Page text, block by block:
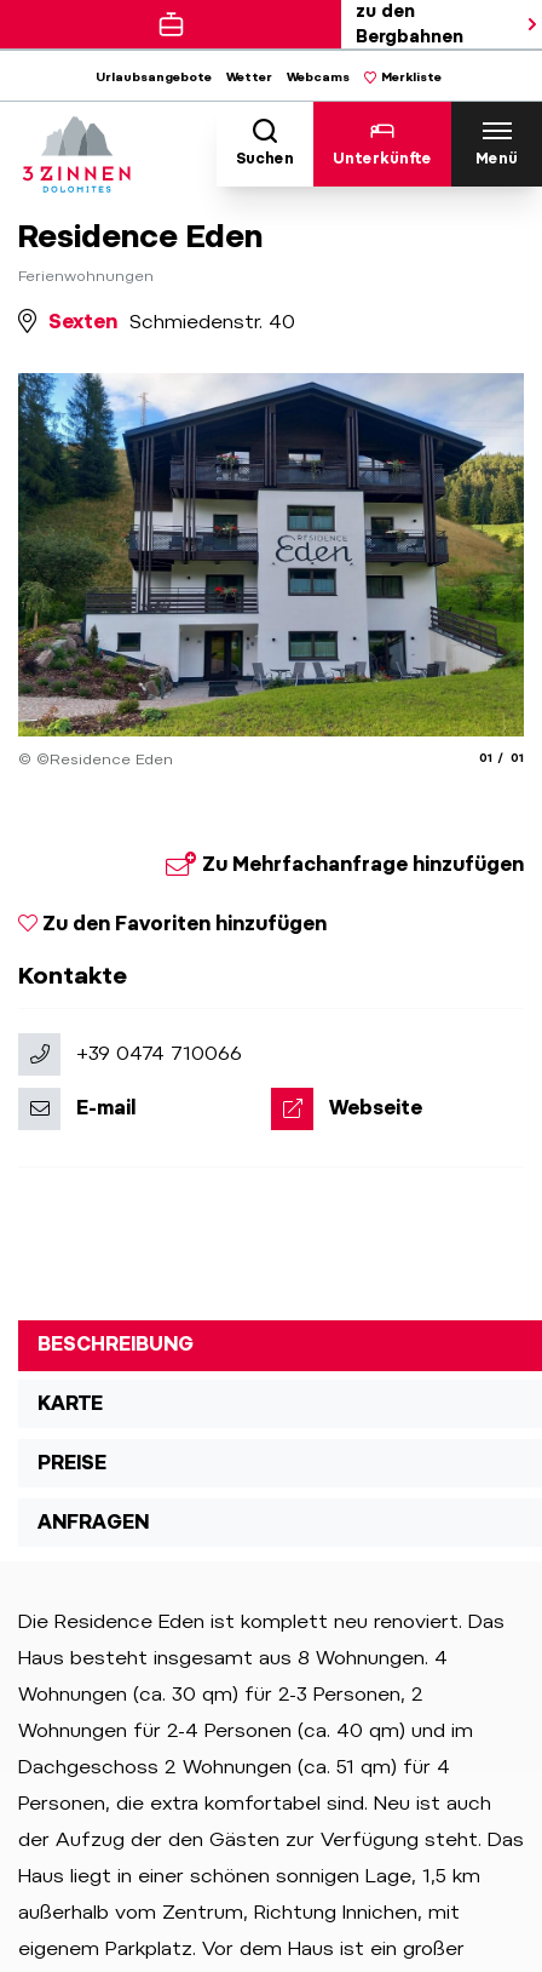
zu den
Bergbahnen
Urlaubsangebote Wetter Webcams Merkliste
Suchen Unterkünfte Menü
Residence Eden
Ferienwohnungen
Sexten Schmiedenstr. 40
© ©Residence Eden 01 01
Zu Mehrfachanfrage hinzufügen
Zu den Favoriten hinzufügen
Kontakte
+39 0474 710066
E-mail Webseite
BESCHREIBUNG
KARTE
PREISE
ANFRAGEN
Die Residence Eden ist komplett neu renoviert. Das
Haus besteht insgesamt aus 8 Wohnungen. 4
Wohnungen (ca. 30 qm) für 2-3 Personen, 2
Wohnungen für 2-4 Personen (ca. 40 qm) und im
Dachgeschoss 2 Wohnungen (ca. 51 qm) für 4
Personen, die extra komfortabel sind. Neu ist auch
der Aufzug der den Gästen zur Verfügung steht. Das
Haus liegt in einer schönen sonnigen Lage, 1,5 km
außerhalb vom Zentrum, Richtung Innichen, mit
eigenem Parkplatz. Vor dem Haus ist ein großer